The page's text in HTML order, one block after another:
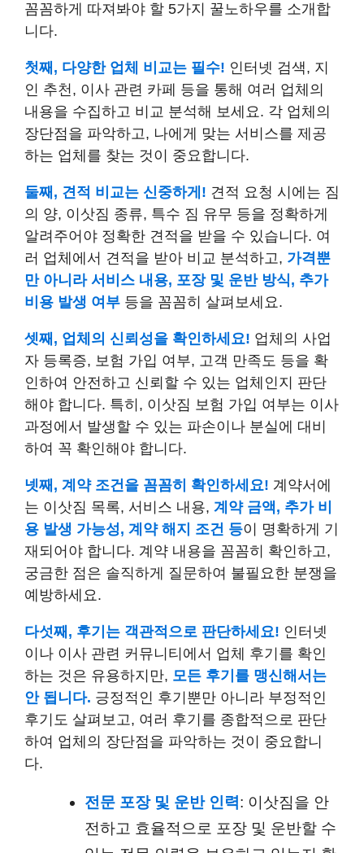
꼼꼼하게 따져봐야 할 5가지 꿀노하우를 소개합
니다.
첫째, 다양한 업체 비교는 필수! 인터넷 검색, 지
인 추천, 이사 관련 카페 등을 통해 여러 업체의
내용을 수집하고 비교 분석해 보세요. 각 업체의
장단점을 파악하고, 나에게 맞는 서비스를 제공
하는 업체를 찾는 것이 중요합니다.
둘째, 견적 비교는 신중하게! 견적 요청 시에는 짐
의 양, 이삿짐 종류, 특수 짐 유무 등을 정확하게
알려주어야 정확한 견적을 받을 수 있습니다. 여
러 업체에서 견적을 받아 비교 분석하고, 가격뿐
만 아니라 서비스 내용, 포장 및 운반 방식, 추가
비용 발생 여부 등을 꼼꼼히 살펴보세요.
셋째, 업체의 신뢰성을 확인하세요! 업체의 사업
자 등록증, 보험 가입 여부, 고객 만족도 등을 확
인하여 안전하고 신뢰할 수 있는 업체인지 판단
해야 합니다. 특히, 이삿짐 보험 가입 여부는 이사
과정에서 발생할 수 있는 파손이나 분실에 대비
하여 꼭 확인해야 합니다.
넷째, 계약 조건을 꼼꼼히 확인하세요! 계약서에
는 이삿짐 목록, 서비스 내용, 계약 금액, 추가 비
용 발생 가능성, 계약 해지 조건 등이 명확하게 기
재되어야 합니다. 계약 내용을 꼼꼼히 확인하고,
궁금한 점은 솔직하게 질문하여 불필요한 분쟁을
예방하세요.
다섯째, 후기는 객관적으로 판단하세요! 인터넷
이나 이사 관련 커뮤니티에서 업체 후기를 확인
하는 것은 유용하지만, 모든 후기를 맹신해서는
안 됩니다. 긍정적인 후기뿐만 아니라 부정적인
후기도 살펴보고, 여러 후기를 종합적으로 판단
하여 업체의 장단점을 파악하는 것이 중요합니
다.
전문 포장 및 운반 인력 : 이삿짐을 안
전하고 효율적으로 포장 및 운반할 수